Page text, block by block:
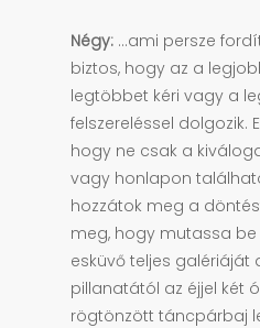
Négy: …ami persze
biztos, hogy az a
legtöbbet kéri vagy a
felszereléssel dolgozik.
hogy ne csak a
vagy honlapon
hozzátok meg a
meg, hogy mutassa
esküvő teljes galériáját
pillanatától az éjjel két
rögtönzött táncpárbaj